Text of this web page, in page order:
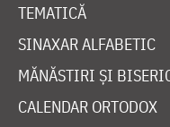
TEMATICĂ
SINAXAR ALFABETIC
MĂNĂSTIRI ȘI
CALENDAR ORTODOX